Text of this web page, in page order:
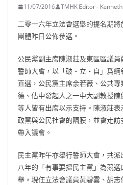
11/07/2016 TMHK Editor - Kenneth
二零一六年立法會選舉的提名期
團體昨日公佈參選。
公民黨副主席陳淑莊及東區區議
誓師大會，以「破‧立‧自」爲綱
直選，公民黨主席余若薇、公共
德、佔中發起人之一中大副教授
等人皆有出席以示支持。陳淑莊
政黨與公民社會的隔膜，並會走
帶入議會。
民主黨昨午亦舉行誓師大會，共
八年的「有事要搵民主黨」為競
舉。現任立法會議員黃碧雲、胡